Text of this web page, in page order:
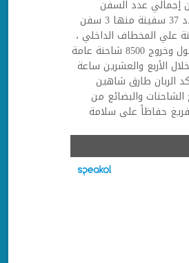
إجمالي عدد السفن
المتواجدة بالميناء وصل 78 سفينة ، وتجري عمليات الشحن والتفريغ علي عدد 37 سفينة منها 3 سفن
سفن مواد بترولية ، وعدد 19 سفينة عامة ، وعدد 11 سفينة علي المخطاف الداخلي ،
وتواجد بالمخطاف الخارجي عدد 38 سفينة ، وعن حركة الشاحنات فقد تم دخول وخروج 8500 شاحنة عامة
الأربع والعشرين ساعة
. هذا وقد أكد الربان طارق شاهين
والبضائع من
حفاظاً على سلامة